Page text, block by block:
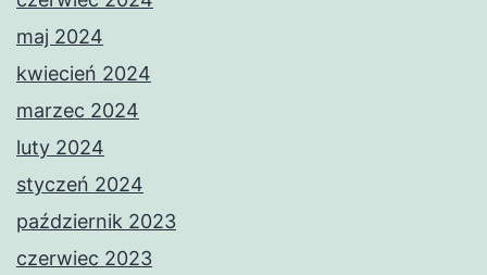
maj 2024
kwiecień 2024
marzec 2024
luty 2024
styczeń 2024
październik 2023
czerwiec 2023